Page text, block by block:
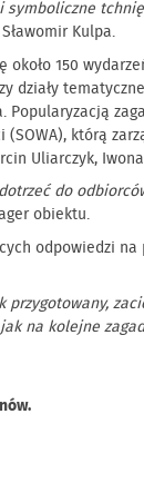
symboliczne
Kulpa.
150
działy
Popularyzacją
którą
Uliarczyk, Iwona
do
obiektu.
odpowiedzi
na kolejne